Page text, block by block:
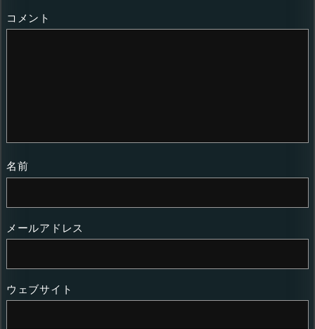
コメント
名前
メールアドレス
ウェブサイト